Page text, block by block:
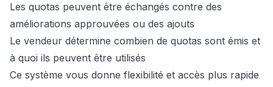
Les quotas peuvent être échangés contre des
améliorations approuvées ou des ajouts
Le vendeur détermine combien de quotas sont émis et
à quoi ils peuvent être utilisés
Ce système vous donne flexibilité et accès plus rapide